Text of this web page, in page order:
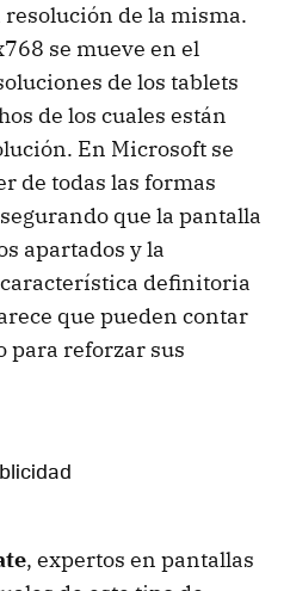
de la misma.
se mueve en el
de los tablets
de los cuales están
En Microsoft se
de todas las formas
que la pantalla
apartados y la
definitoria
que pueden contar
para reforzar sus
, expertos en pantallas